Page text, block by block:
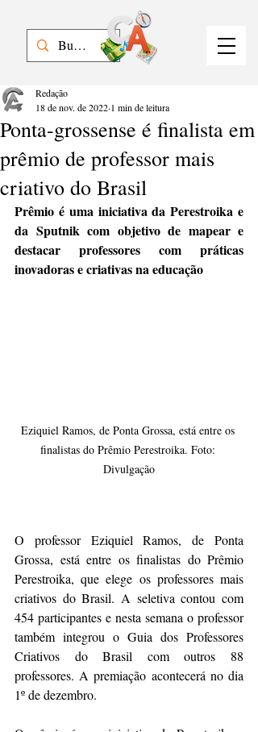
Ponta-grossense é finalista em
prêmio de professor mais
criativo do Brasil
Redação
18 de nov. de 2022 1 min de leitura
Prêmio é uma iniciativa da Perestroika e
da Sputnik com objetivo de mapear e
destacar professores com práticas
inovadoras e criativas na educação
Eziquiel Ramos, de Ponta Grossa, está entre os
finalistas do Prêmio Perestroika. Foto:
Divulgação
O professor Eziquiel Ramos, de Ponta
Grossa, está entre os finalistas do Prêmio
Perestroika, que elege os professores mais
criativos do Brasil. A seletiva contou com
454 participantes e nesta semana o professor
também integrou o Guia dos Professores
Criativos do Brasil com outros 88
professores. A premiação acontecerá no dia
1º de dezembro.